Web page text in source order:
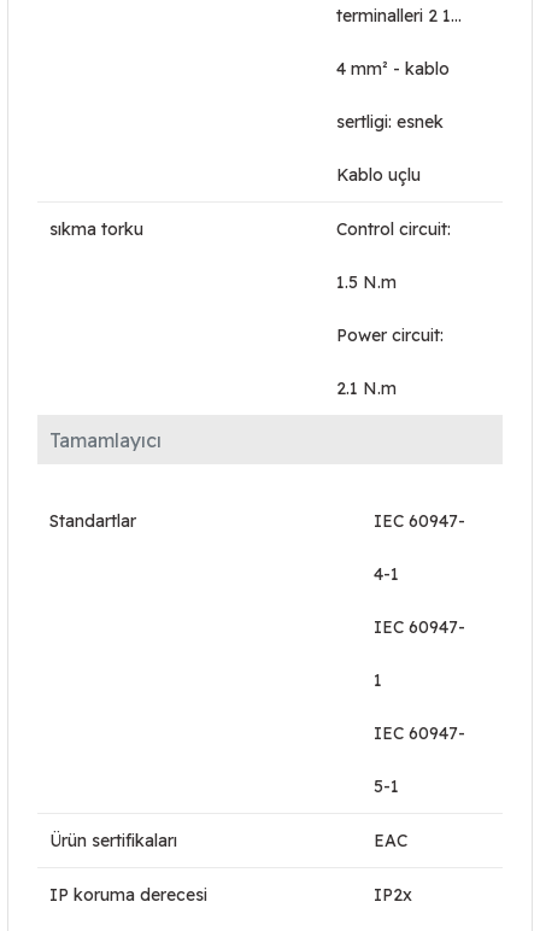
Tamamlayıcı
terminalleri 2 1…
4 mm² - kablo
sertligi: esnek
Kablo uçlu
sıkma torku Control circuit:
1.5 N.m
Power circuit:
2.1 N.m
Standartlar IEC 60947-
4-1
IEC 60947-
1
IEC 60947-
5-1
Ürün sertifikaları EAC
IP koruma derecesi IP2x